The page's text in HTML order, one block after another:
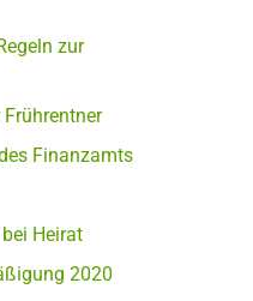
zur
Finanzamts
Heirat
2020